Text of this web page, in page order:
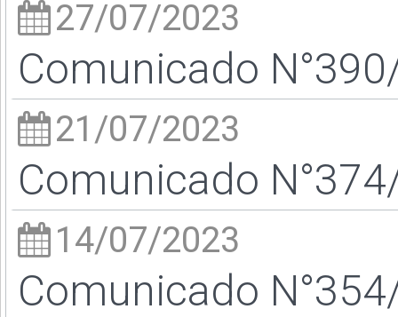
27/07/2023
Comunicado
21/07/2023
Comunicado
14/07/2023
Comunicado